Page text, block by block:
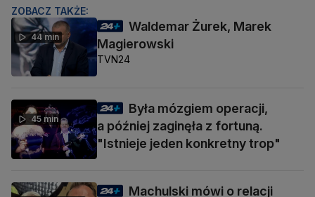
ZOBACZ TAKŻE:
44 min
Waldemar Żurek, Marek
Magierowski
TVN24
45 min
Była mózgiem operacji,
a później zaginęła z fortuną.
"Istnieje jeden konkretny trop"
Machulski mówi o relacji